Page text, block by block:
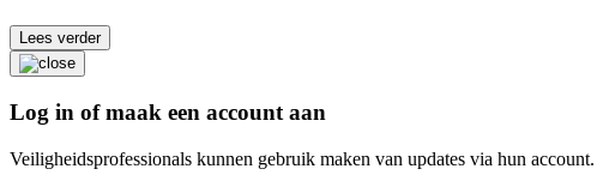
Lees verder
Log in of maak een account aan
Veiligheidsprofessionals kunnen gebruik maken van updates via hun account.